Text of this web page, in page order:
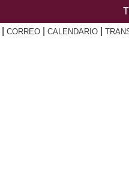
CORREO CALENDARIO